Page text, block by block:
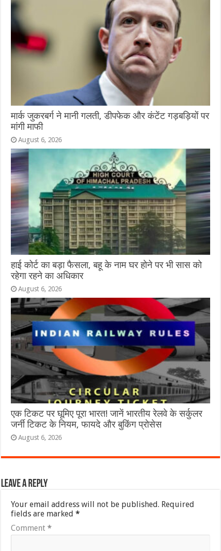
मार्क जुकरबर्ग ने मानी गलती, डीपफेक और कंटेंट गड़बड़ियों पर
मांगी माफी
August 6, 2026
हाई कोर्ट का बड़ा फैसला, बहू के नाम घर होने पर भी सास को
रहेगा रहने का अधिकार
August 6, 2026
एक टिकट पर घूमिए पूरा भारत! जानें भारतीय रेलवे के सर्कुलर
जर्नी टिकट के नियम, फायदे और बुकिंग प्रोसेस
August 6, 2026
Leave a Reply
Your email address will not be published. Required
fields are marked*
Comment*